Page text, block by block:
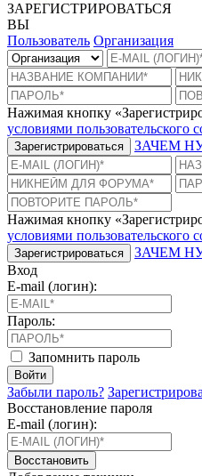
ЗАРЕГИСТРИРОВАТЬСЯ
ВЫ
Пользователь Организация
Нажимая кнопку
условиями пользовательского
Зарегистрироваться ЗАЧЕМ
Нажимая кнопку
условиями пользовательского
Зарегистрироваться
ЗАЧЕМ
Вход
E-mail (логин):
Пароль:
Запомнить пароль
Войти
Забыли пароль?
Восстановление пароля
E-mail (логин):
Восстановить